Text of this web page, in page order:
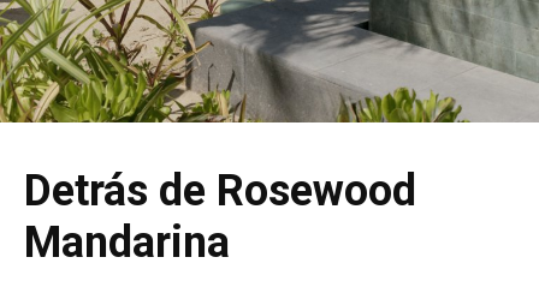
Detrás de Rosewood
Mandarina